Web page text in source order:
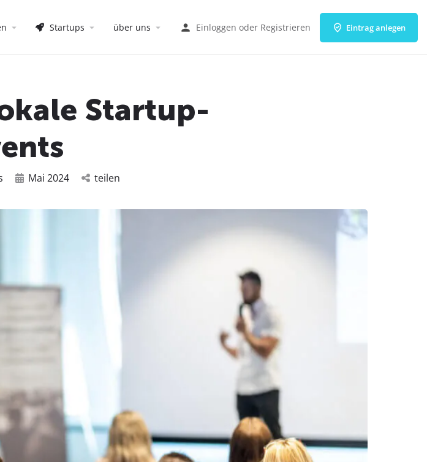
Startups über uns Einloggen oder Registrieren Eintrag anlegen
Startup-
Mai 2024 teilen